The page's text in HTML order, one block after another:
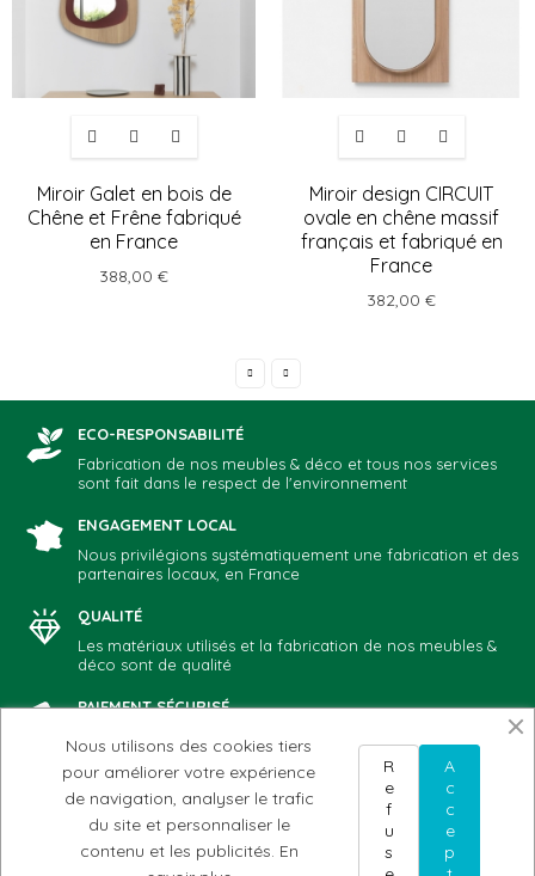
Miroir Galet en bois de
Chêne et Frêne fabriqué
en France
388,00 €
Miroir design CIRCUIT
ovale en chêne massif
français et fabriqué en
France
382,00 €
ECO-RESPONSABILITÉ
Fabrication de nos meubles & déco et tous nos services
sont fait dans le respect de l'environnement
ENGAGEMENT LOCAL
Nous privilégions systématiquement une fabrication et des
partenaires locaux, en France
QUALITÉ
Les matériaux utilisés et la fabrication de nos meubles &
déco sont de qualité
PAIEMENT SÉCURISÉ
Vous choisissez votre mode de paiement préféré: CB,
Paypal, chèque, virement
NOTRE ADN
Notre histoire
AIDE & CONTACT
Conditions d'utilisation
MON COMPTE
Mes commandes
Nous utilisons des cookies tiers
pour améliorer votre expérience
de navigation, analyser le trafic
du site et personnaliser le
contenu et les publicités. En
A
c
c
e
p
R
e
f
u
s